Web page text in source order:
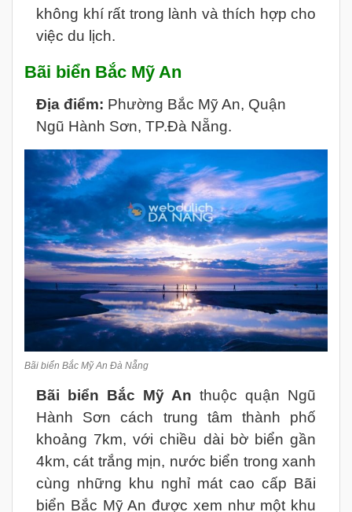
không khí rất trong lành và thích hợp cho
việc du lịch.
Bãi biển Bắc Mỹ An
Địa điểm: Phường Bắc Mỹ An, Quận
Ngũ Hành Sơn, TP.Đà Nẵng.
Bãi biển Bắc Mỹ An Đà Nẵng
Bãi biển Bắc Mỹ An thuộc quận Ngũ
Hành Sơn cách trung tâm thành phố
khoảng 7km, với chiều dài bờ biển gần
4km, cát trắng mịn, nước biển trong xanh
cùng những khu nghỉ mát cao cấp Bãi
biển Bắc Mỹ An được xem như một khu